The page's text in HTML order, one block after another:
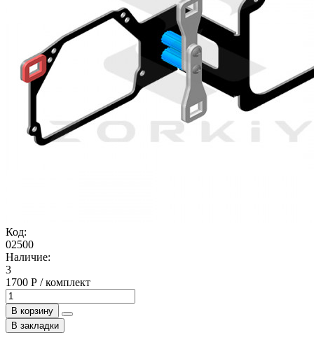
Код:
02500
Наличие:
3
1700 Р / комплект
В корзину
В закладки